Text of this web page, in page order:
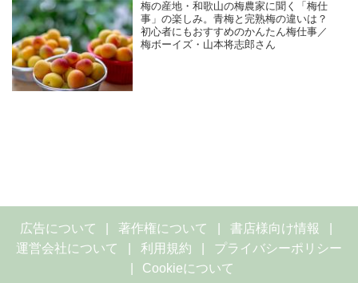
梅の産地・和歌山の梅農家に聞く「梅仕
事」の楽しみ。青梅と完熟梅の違いは？
初心者にもおすすめのかんたん梅仕事／
梅ボーイズ・山本将志郎さん
広告について 著作権について
書店様向け情報
運営会社について
利用規約
プライバシーポリシー
Cookieについて